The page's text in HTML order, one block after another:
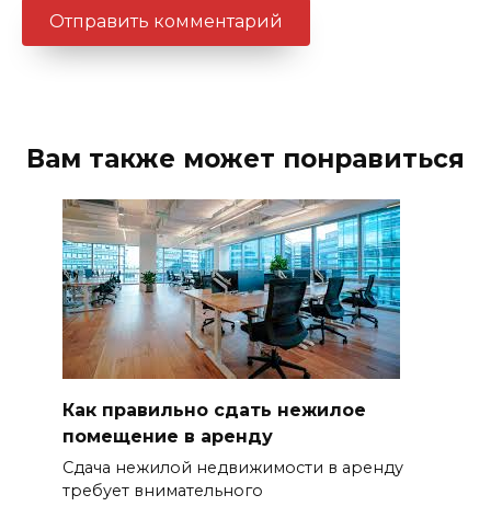
Вам также может понравиться
Как правильно сдать нежилое
помещение в аренду
Сдача нежилой недвижимости в аренду
требует внимательного